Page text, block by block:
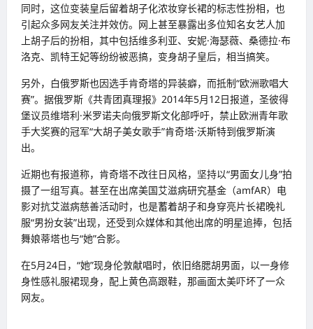
同时，这位变装皇后留着胡子化浓妆穿长裙的标志性扮相，也
引起众多网友关注并效仿。网上甚至暴露出多位知名女艺人加
上胡子后的扮相，其中包括维多利亚、安妮·海瑟薇、桑德拉·布
洛克、凯特王妃等纷纷被恶搞，变身胡子皇后，相当搞笑。
另外，白俄罗斯也因选手肯奇塔的异装癖，而抵制“欧洲歌唱大
赛”。据俄罗斯《共青团真理报》2014年5月12日报道，圣彼得
堡议员维塔利·米罗诺夫向俄罗斯文化部呼吁，禁止欧洲青年歌
手大奖赛的冠军“大胡子美女歌手”肯奇塔·沃斯特到俄罗斯演
出。
近期也有报道称，肯奇塔不改往日风格，坚持以“男面女儿身”拍
摄了一组写真。甚至在出席美国艾滋病研究基金（amfAR）电
影对抗艾滋病慈善活动时，也是蓄着胡子和身穿亮片长裙晚礼
服“男扮女装”出现，还受到众媒体和其他出席的明星追捧，包括
舞娘蒂塔也与“她”合影。
在5月24日，“她”现身伦敦献唱时，依旧络腮胡男面，以一身修
身性感礼服裙现身，配上黄色高跟鞋，那画面太美吓坏了一众
网友。